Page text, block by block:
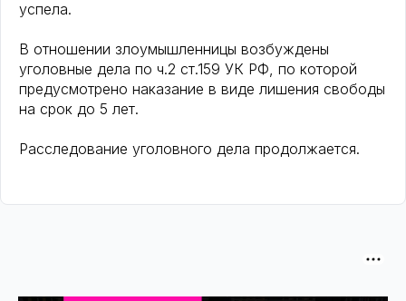
успела.
В отношении злоумышленницы возбуждены
уголовные дела по ч.2 ст.159 УК РФ, по которой
предусмотрено наказание в виде лишения свободы
на срок до 5 лет.
Расследование уголовного дела продолжается.